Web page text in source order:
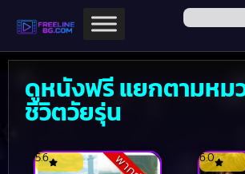
ดูหนังฟรี แยกตามหม
ชีวิตวัยรุ่น
5.6 6.0